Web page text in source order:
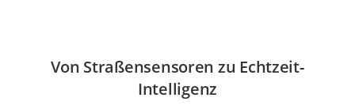
Von Straßensensoren zu Echtzeit-
Intelligenz